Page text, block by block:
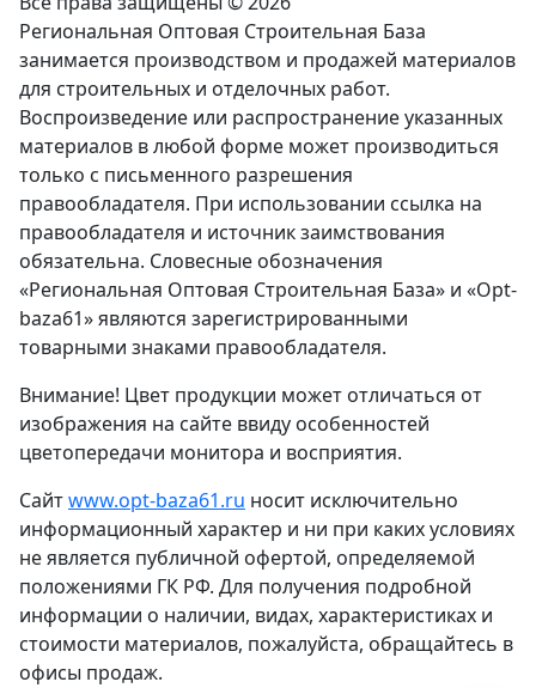
Региональная Оптовая Строительная База
занимается производством и продажей материалов
для строительных и отделочных работ.
Воспроизведение или распространение указанных
материалов в любой форме может производиться
только с письменного разрешения
правообладателя. При использовании ссылка на
правообладателя и источник заимствования
обязательна. Словесные обозначения
«Региональная Оптовая Строительная База» и «Opt-
baza61» являются зарегистрированными
товарными знаками правообладателя.
Внимание! Цвет продукции может отличаться от
изображения на сайте ввиду особенностей
цветопередачи монитора и восприятия.
Сайтwww.opt-baza61.ru носит исключительно
информационный характер и ни при каких условиях
не является публичной офертой, определяемой
положениями ГК РФ. Для получения подробной
информации о наличии, видах, характеристиках и
стоимости материалов, пожалуйста, обращайтесь в
офисы продаж.